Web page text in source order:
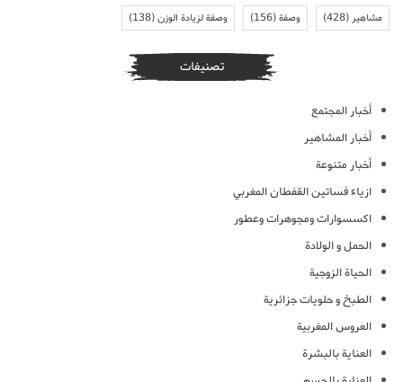
مشاهير (428) وصفة(156) وصفة لزيادة الوزن(138)
تصنيفات
أخبار المجتمع
أخبار المشاهير
أخبار متنوعة
ازياء فساتين القفطان المغربي
اكسسوارات ومجوهرات وعطور
الحمل و الولادة
الحياة الزوجية
الطبخ و حلويات جزائرية
العروس المغربية
العناية بالبشرة